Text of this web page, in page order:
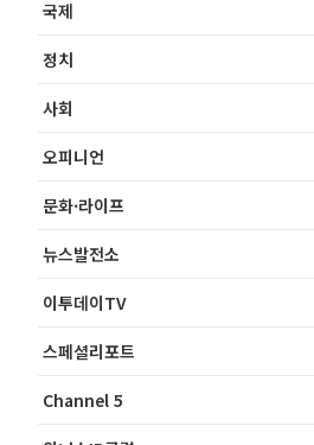
국제
정치
사회
오피니언
문화·라이프
뉴스발전소
이투데이TV
스페셜리포트
Channel 5